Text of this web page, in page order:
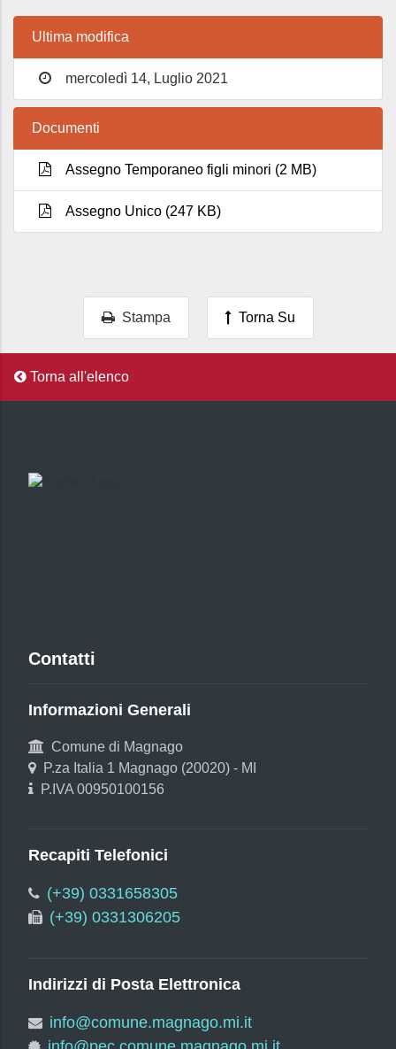
Ultima modifica
mercoledì 14, Luglio 2021
Documenti
Assegno Temporaneo figli minori (2 MB)
Assegno Unico (247 KB)
Stampa Torna Su
Torna all'elenco
Contatti
Informazioni Generali
Comune di Magnago
P.za Italia 1 Magnago (20020) - MI
P.IVA 00950100156
Recapiti Telefonici
(+39) 0331658305
(+39) 0331306205
Indirizzi di Posta Elettronica
info@comune.magnago.mi.it